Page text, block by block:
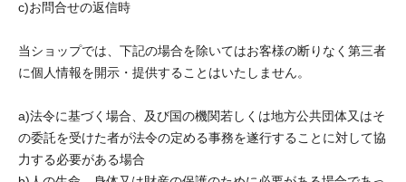
c)お問合せの返信時
当ショップでは、下記の場合を除いてはお客様の断りなく第三者
に個人情報を開示・提供することはいたしません。
a)法令に基づく場合、及び国の機関若しくは地方公共団体又はそ
の委託を受けた者が法令の定める事務を遂行することに対して協
力する必要がある場合